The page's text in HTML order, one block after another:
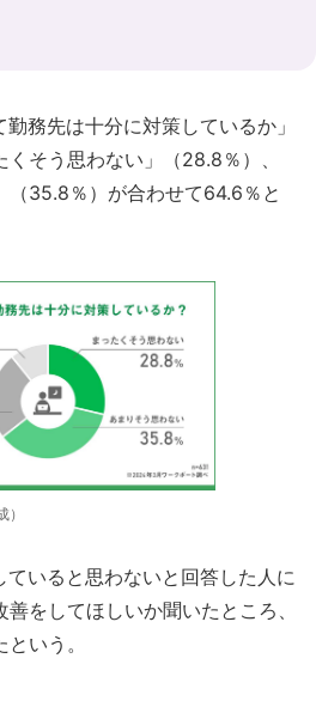
務先は十分に対策しているか」
そう思わない」（28.8％）、
（35.8％）が合わせて64.6％と
）
いると思わないと回答した人に
をしてほしいか聞いたところ、
いう。